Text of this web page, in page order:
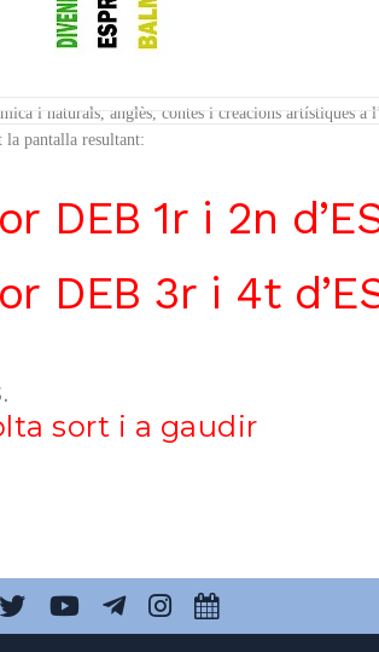
i naturals, anglès, contes i creacions artístiques a
la pantalla resultant:
DEB 1r i 2n
DEB 3r i 4t
sort i a gaudir